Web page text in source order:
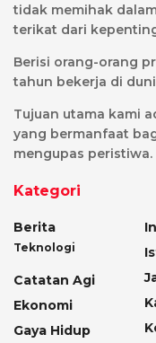
tidak memihak
terikat dari
Berisi orang-orang
tahun bekerja di
Tujuan utama kami
yang bermanfaat
mengupas peristiwa.
Kategori
Berita
Teknologi
Catatan Agi
Ekonomi
Gaya Hidup